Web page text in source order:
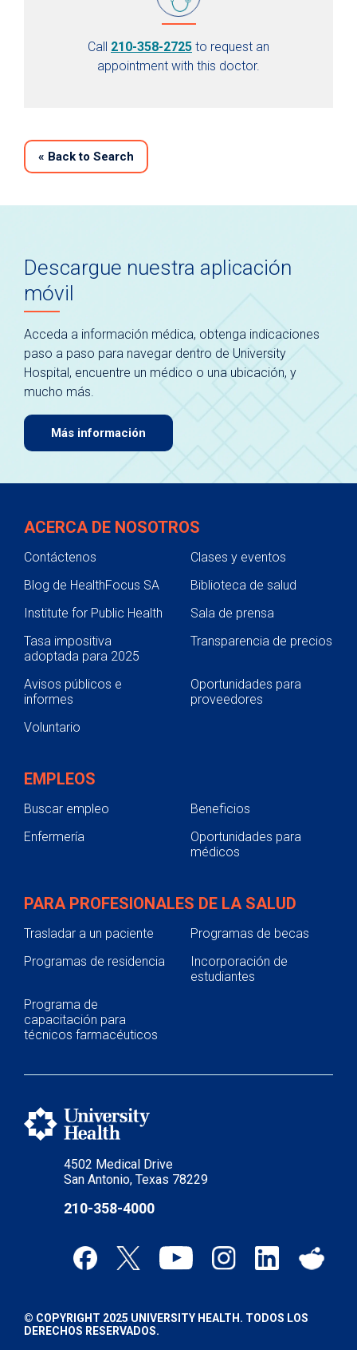
Call 210-358-2725 to request an
appointment with this doctor.
« Back to Search
Descargue nuestra aplicación
móvil
Acceda a información médica, obtenga indicaciones
paso a paso para navegar dentro de University
Hospital, encuentre un médico o una ubicación, y
mucho más.
Más información
4502 Medical Drive
San Antonio, Texas 78229
210-358-4000
ACERCA DE NOSOTROS
Contáctenos
Clases y eventos
Blog de HealthFocus SA
Biblioteca de salud
Institute for Public Health
Sala de prensa
Tasa impositiva
adoptada para 2025
Transparencia de precios
Avisos públicos e
informes
Oportunidades para
proveedores
Voluntario
EMPLEOS
Buscar empleo
Beneficios
Enfermería
Oportunidades para
médicos
PARA PROFESIONALES DE LA SALUD
Trasladar a un paciente
Programas de becas
Programas de residencia
Incorporación de
estudiantes
Programa de
capacitación para
técnicos farmacéuticos
© COPYRIGHT 2025 UNIVERSITY HEALTH. TODOS LOS
DERECHOS RESERVADOS.